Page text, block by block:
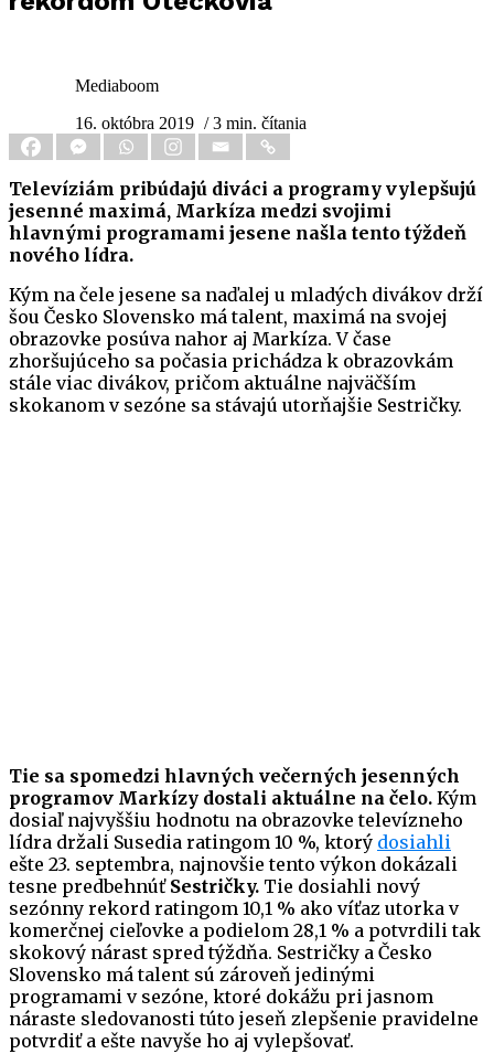
Mediaboom
16. októbra 2019 / 3 min. čítania
Televíziám pribúdajú diváci a programy vylepšujú
jesenné maximá, Markíza medzi svojimi
hlavnými programami jesene našla tento týždeň
nového lídra.
Kým na čele jesene sa naďalej u mladých divákov drží
šou Česko Slovensko má talent, maximá na svojej
obrazovke posúva nahor aj Markíza. V čase
zhoršujúceho sa počasia prichádza k obrazovkám
stále viac divákov, pričom aktuálne najväčším
skokanom v sezóne sa stávajú utorňajšie Sestričky.
Tie sa spomedzi hlavných večerných jesenných
programov Markízy dostali aktuálne na čelo. Kým
dosiaľ najvyššiu hodnotu na obrazovke televízneho
lídra držali Susedia ratingom 10 %, ktorý dosiahli
ešte 23. septembra, najnovšie tento výkon dokázali
tesne predbehnúť Sestričky. Tie dosiahli nový
sezónny rekord ratingom 10,1 % ako víťaz utorka v
komerčnej cieľovke a podielom 28,1 % a potvrdili tak
skokový nárast spred týždňa. Sestričky a Česko
Slovensko má talent sú zároveň jedinými
programami v sezóne, ktoré dokážu pri jasnom
náraste sledovanosti túto jeseň zlepšenie pravidelne
potvrdiť a ešte navyše ho aj vylepšovať.